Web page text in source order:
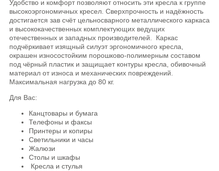
Удобство и комфорт позволяют относить эти кресла к группе
высокоэргономичных кресел. Сверхпрочность и надёжность
достигается зав счёт цельносварного металлического каркаса
и высококачественных комплектующих ведущих
отечественных и западных производителей. Каркас
подчёркивает изящный силуэт эргономичного кресла,
окрашен износостойким порошково-полимерным составом
под чёрный пластик и защищает контуры кресла, обивочный
материал от износа и механических повреждений.
Максимальная нагрузка до 80 кг.
Для Вас:
Канцтовары и бумага
Телефоны и факсы
Принтеры и копиры
Светильники и часы
Жалюзи
Столы и шкафы
Кресла и стулья